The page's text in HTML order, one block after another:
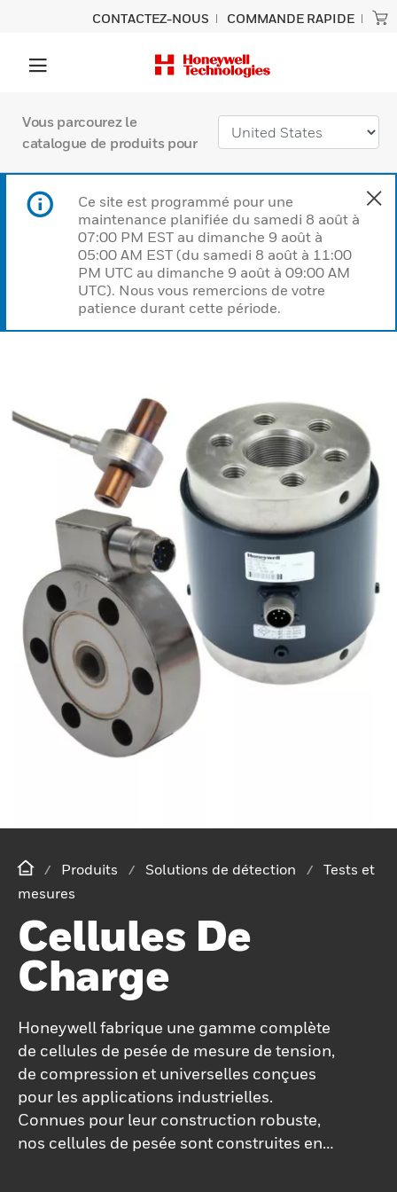
CONTACTEZ-NOUS COMMANDE RAPIDE
Vous parcourez le
catalogue de produits pour
Ce site est programmé pour une
maintenance planifiée du samedi 8 août à
07:00 PM EST au dimanche 9 août à
05:00 AM EST (du samedi 8 août à 11:00
PM UTC au dimanche 9 août à 09:00 AM
UTC). Nous vous remercions de votre
patience durant cette période.
Produits Solutions de détection
Tests et
mesures
Cellules De
Charge
Honeywell fabrique une gamme complète
de cellules de pesée de mesure de tension,
de compression et universelles conçues
pour les applications industrielles.
Connues pour leur construction robuste,
nos cellules de pesée sont construites en